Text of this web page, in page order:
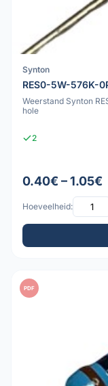
Synton
RES0-5W-576K-
Weerstand Synton
hole
2
0.40€ – 1.05€
Hoeveelheid:
PDF